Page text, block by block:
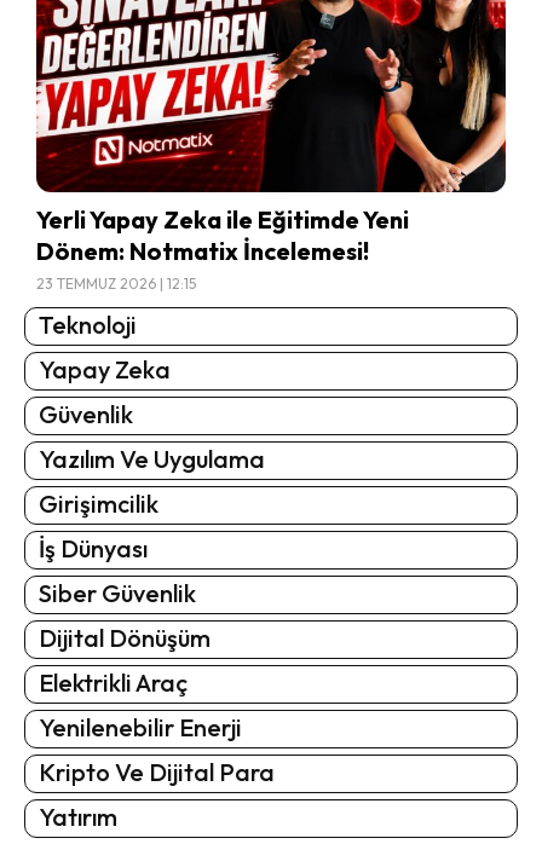
Yerli Yapay Zeka ile Eğitimde Yeni
Dönem: Notmatix İncelemesi!
23 TEMMUZ 2026 | 12:15
Teknoloji
Yapay Zeka
Güvenlik
Yazılım Ve Uygulama
Girişimcilik
İş Dünyası
Siber Güvenlik
Dijital Dönüşüm
Elektrikli Araç
Yenilenebilir Enerji
Kripto Ve Dijital Para
Yatırım